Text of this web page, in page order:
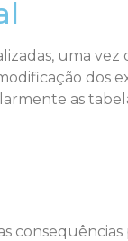
uma
dos
as